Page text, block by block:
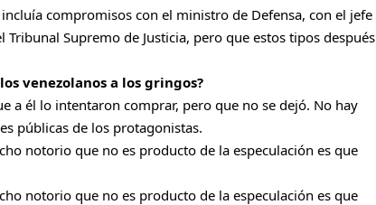
compromisos con el ministro de Defensa, con el jefe
Supremo de Justicia, pero que estos tipos después
venezolanos a los gringos?
a él lo intentaron comprar, pero que no se dejó. No hay
públicas de los protagonistas.
notorio que no es producto de la especulación es que
notorio que no es producto de la especulación es que